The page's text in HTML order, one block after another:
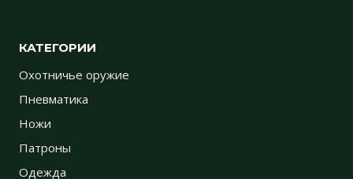
КАТЕГОРИИ
Охотничье оружие
Пневматика
Ножи
Патроны
Одежда